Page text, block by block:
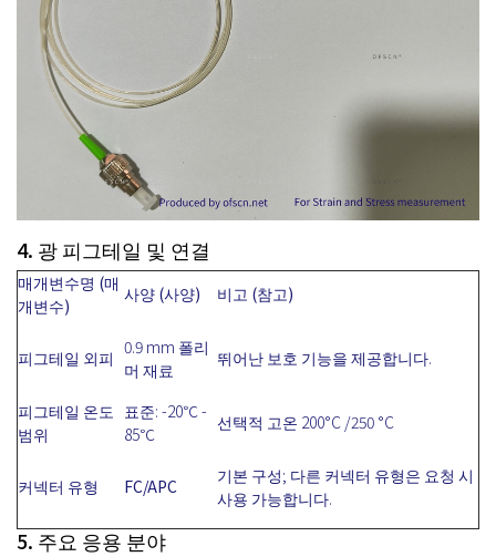
4. 광 피그테일 및 연결
매개변수명 (매
개변수)
사양 (사양) 비고 (참고)
피그테일 외피 0.9 mm 폴리
머 재료
뛰어난 보호 기능을 제공합니다.
피그테일 온도
범위
표준: -20℃ -
85℃
선택적 고온 200°C /250 °C
커넥터 유형 FC/APC
기본 구성; 다른 커넥터 유형은 요청 시
사용 가능합니다.
5. 주요 응용 분야